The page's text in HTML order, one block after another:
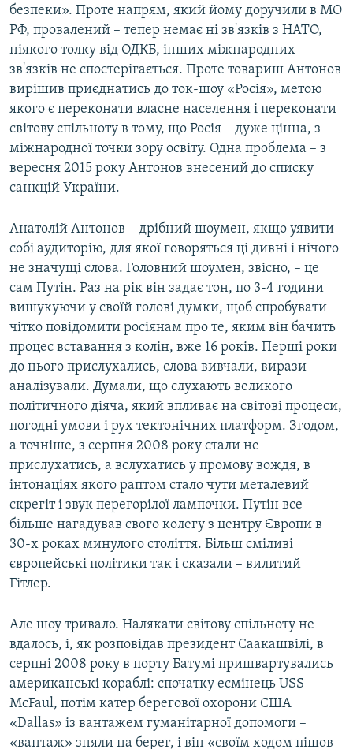
безпеки». Проте напрям, який йому доручили в МО
РФ, провалений – тепер немає ні зв'язків з НАТО,
ніякого толку від ОДКБ, інших міжнародних
зв'язків не спостерігається. Проте товариш Антонов
вирішив приєднатись до ток-шоу «Росія», метою
якого є переконати власне населення і переконати
світову спільноту в тому, що Росія – дуже цінна, з
міжнародної точки зору освіту. Одна проблема – з
вересня 2015 року Антонов внесений до списку
санкцій України.
Анатолій Антонов – дрібний шоумен, якщо уявити
собі аудиторію, для якої говоряться ці дивні і нічого
не значущі слова. Головний шоумен, звісно, – це
сам Путін. Раз на рік він задає тон, по 3-4 години
вишукуючи у своїй голові думки, щоб спробувати
чітко повідомити росіянам про те, яким він бачить
процес вставання з колін, вже 16 років. Перші роки
до нього прислухались, слова вивчали, вирази
аналізували. Думали, що слухають великого
політичного діяча, який впливає на світові процеси,
погодні умови і рух тектонічних платформ. Згодом,
а точніше, з серпня 2008 року стали не
прислухатись, а вслухатись у промову вождя, в
інтонаціях якого раптом стало чути металевий
скрегіт і звук перегорілої лампочки. Путін все
більше нагадував свого колегу з центру Європи в
30-х роках минулого століття. Більш сміливі
європейські політики так і сказали – вилитий
Гітлер.
Але шоу тривало. Налякати світову спільноту не
вдалось, і, як розповідав президент Саакашвілі, в
серпні 2008 року в порту Батумі пришвартувались
американські кораблі: спочатку есмінець USS
McFaul, потім катер берегової охорони США
«Dallas» із вантажем гуманітарної допомоги –
«вантаж» зняли на берег, і він «своїм ходом пішов